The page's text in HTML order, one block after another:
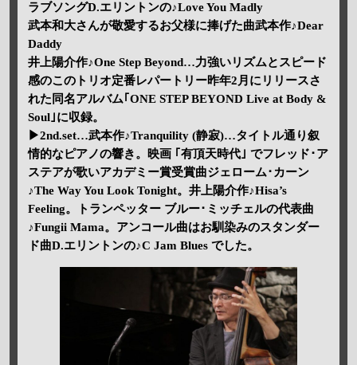
ラブソングD.エリントンの♪Love You Madly
武本和大さんが敬愛するお父様に捧げた曲武本作♪Dear
Daddy
井上陽介作♪One Step Beyond…力強いリズムとスピード
感のこのトリオ定番レパートリー昨年2月にリリースさ
れた同名アルバム｢ONE STEP BEYOND Live at Body &
Soul｣に収録。
▶2nd.set…武本作♪Tranquility (静寂)…タイトル通り叙
情的なピアノの響き。映画 ｢有頂天時代｣ でフレッド･ア
ステアが歌いアカデミー賞受賞曲ジェローム･カーン
♪The Way You Look Tonight。井上陽介作♪Hisa’s
Feeling。トランペッター ブルー･ミッチェルの代表曲
♪Fungii Mama。アンコール曲はお馴染みのスタンダー
ド曲D.エリントンの♪C Jam Blues でした。